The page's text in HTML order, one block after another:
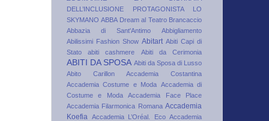
DELL’INCLUSIONE PROTAGONISTA LO
SKYMANO ABBA Dream al Teatro Brancaccio
Abbazia di Sant'Antimo
Abbigliamento
Abilissimi Fashion Show Abitart Abiti Capi di
Stato
abiti cashmere Abiti da Cerimonia
ABITI DA SPOSA Abiti da Sposa di Lusso
Abito Carillon
Accademia Costantina
Accademia Costume e Moda Accademia di
Costume e Moda
Accademia Face Place
Accademia Filarmonica Romana Accademia
Koefia Accademia L’Oréal. Eco Accademia